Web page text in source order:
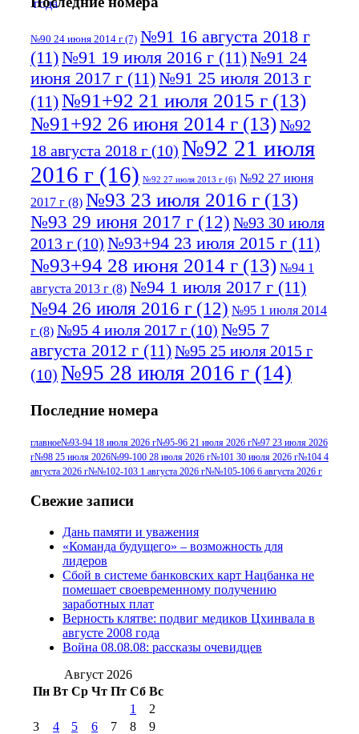
№90 24 июня 2014 г (7) №91 16 августа 2018 г
(11)№91 19 июля 2016 г (11)№91 24
июня 2017 г (11)№91 25 июля 2013 г
(11)№91+92 21 июля 2015 г (13)
№91+92 26 июня 2014 г (13)№92
18 августа 2018 г (10) №92 21 июля
2016 г (16) №92 27 июля 2013 г (6) №92 27 июня
2017 г (8) №93 23 июля 2016 г (13)
№93 29 июня 2017 г (12) №93 30 июля
2013 г (10) №93+94 23 июля 2015 г (11)
№93+94 28 июня 2014 г (13) №94 1
августа 2013 г (8) №94 1 июля 2017 г (11)
№94 26 июля 2016 г (12) №95 1 июля 2014
г (8) №95 4 июля 2017 г (10) №95 7
августа 2012 г (11)№95 25 июля 2015 г
(10) №95 28 июля 2016 г (14)
июля 2017 г(11)№96 9 августа 2012
г(13) №96 28 июля 2015 г(9) №96+97 3
июля 2014 г(10)№96+97 30 июля
июля 2017 г
2012 г(15)№97 30 июля 2015 г
(15)№98 1 августа 2015 г
августа 2016 г(10)№98 5 июля 2014 г(10)
№98 8 августа 2013 г
августа 2012 г(14)
2017 г(9)
№99 4 августа
2016 г(12) №99 8 июля 2014 г
августа 2012 г(11)
августа 2013 г
(12)
Последние номера
главное№93-94 18 июля 2026 г№95-96 21 июля 2026 г№97 23 июля 2026
г№98 25 июля 2026№99-100 28 июля 2026 г№101 30 июля 2026 г№104 4
августа 2026 г№№102-103 1 августа 2026 г№№105-106 6 августа 2026 г
Свежие записи
Дань памяти и уважения
«Команда будущего» – возможность для
лидеров
Сбой в системе банковских карт Нацбанка не
помешает своевременному получению
заработных плат
Верность клятве: подвиг медиков Цхинвала в
августе 2008 года
Война 08.08.08: рассказы очевидцев
Август 2026
Пн Вт Ср Чт Пт Сб Вс
1
2
3
4 5 6 7 8
9